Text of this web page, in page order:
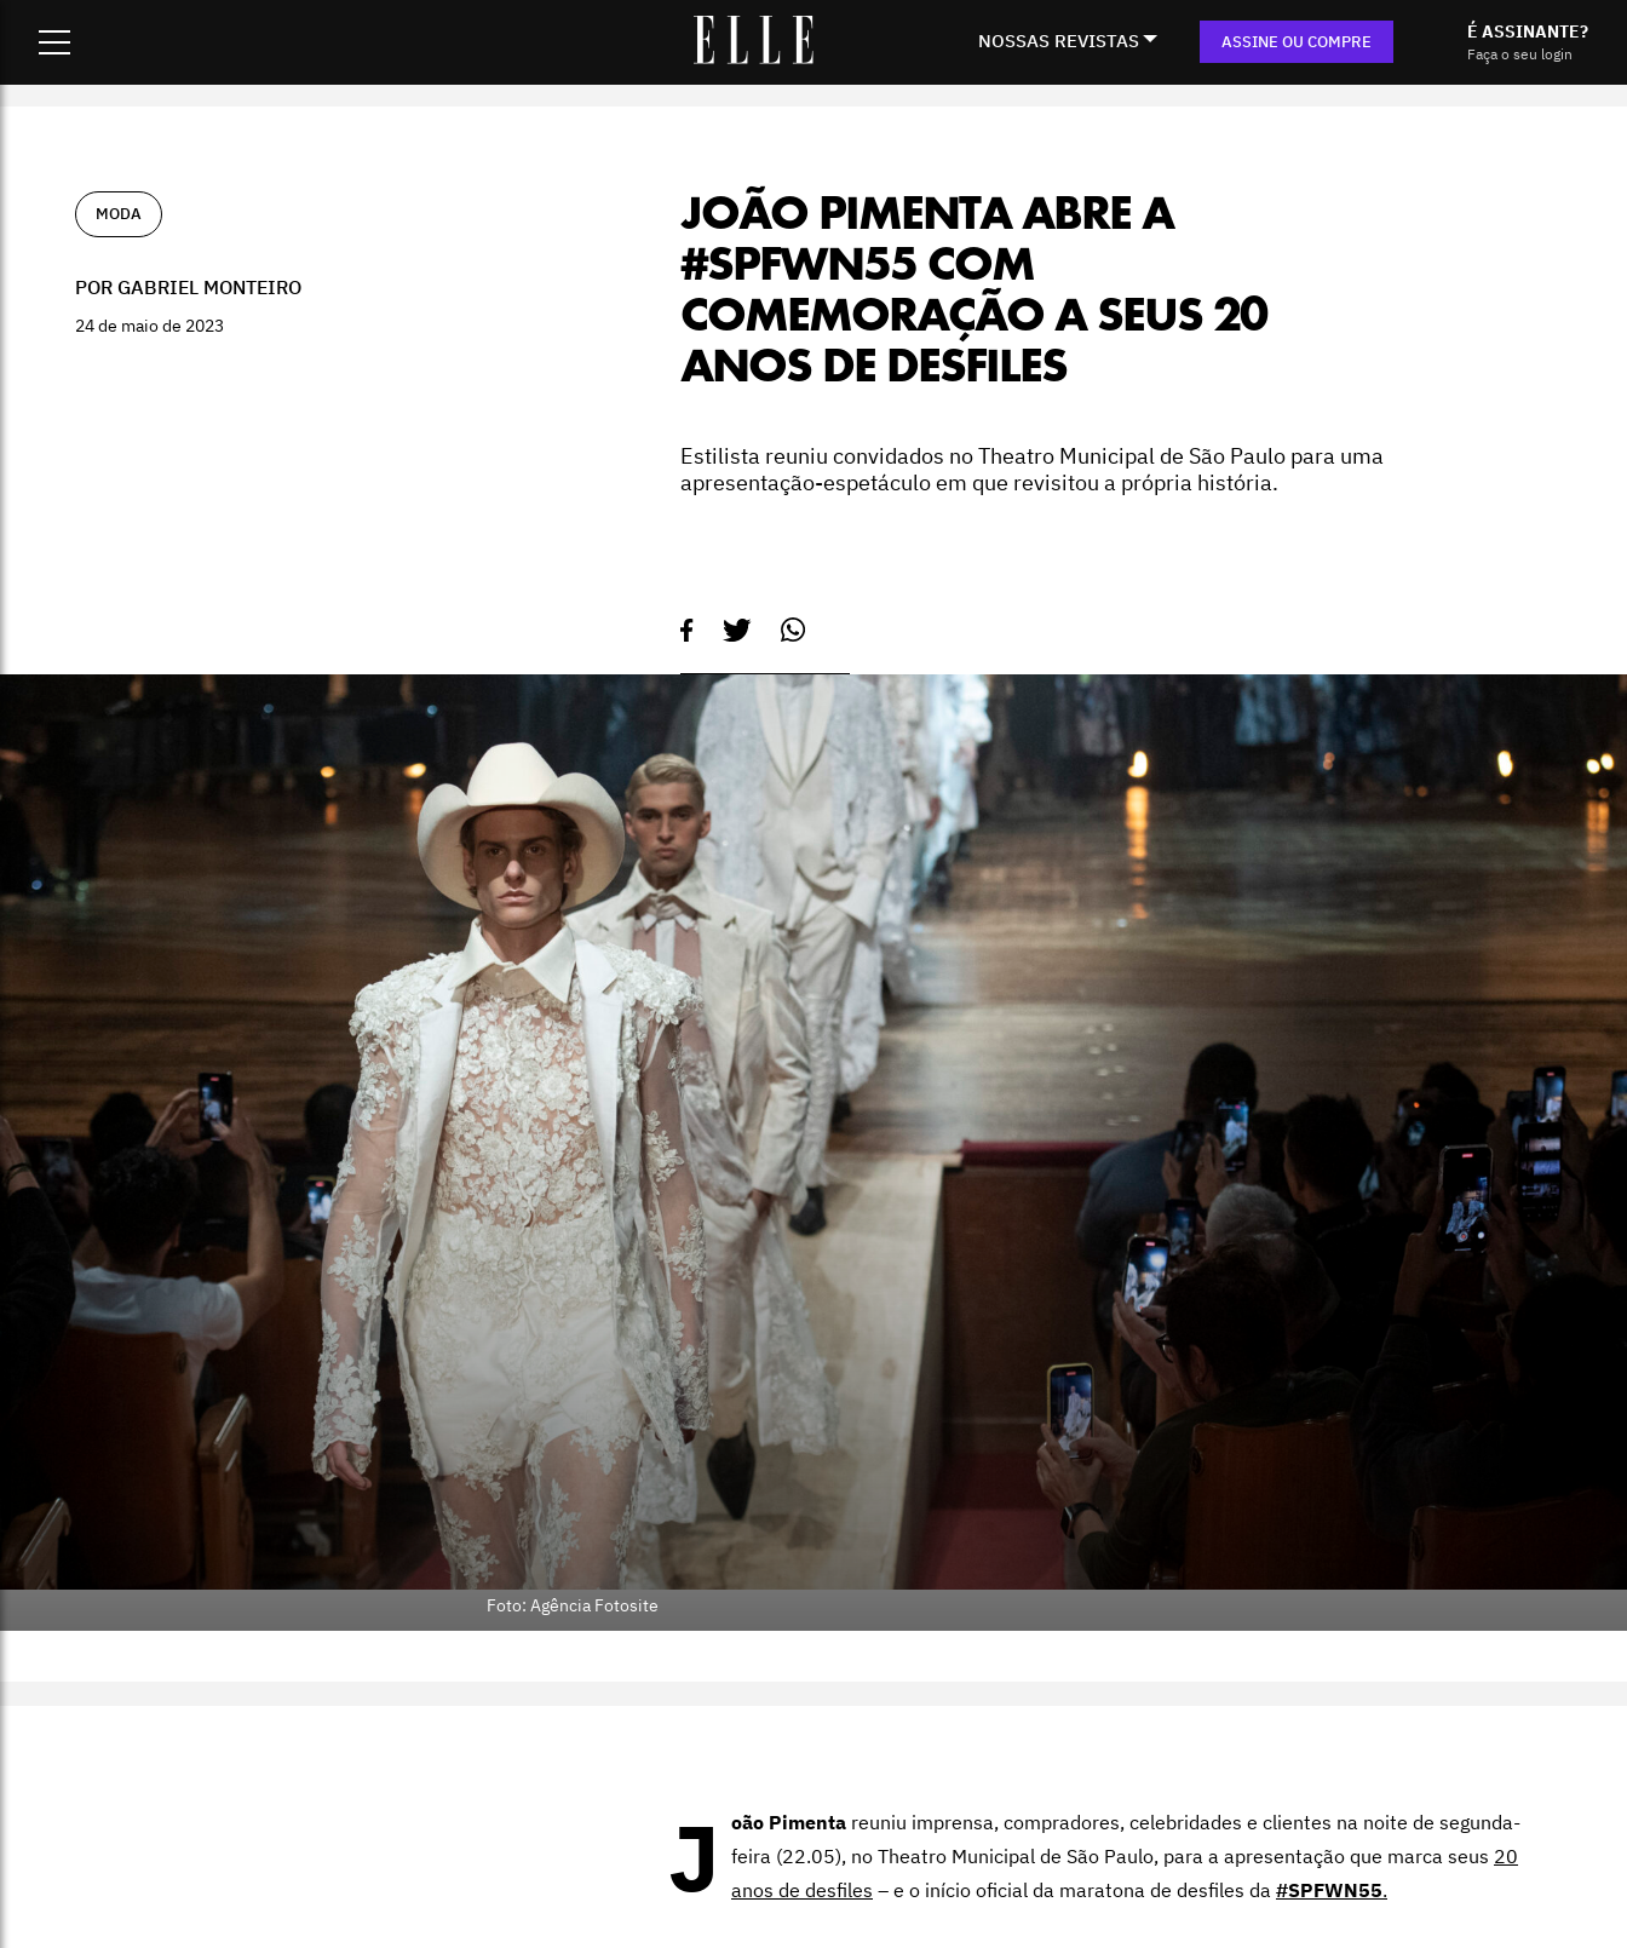
NOSSAS REVISTAS ASSINE OU COMPRE É ASSINANTE?
Faça o seu login
João Pimenta abre a #SPFWN55 com comemoração a seus 20 anos de desfiles
MODA
JOÃO PIMENTA ABRE A
#SPFWN55 COM
COMEMORAÇÃO A SEUS 20
ANOS DE DESFILES
Estilista reuniu convidados no Theatro Municipal de São Paulo para uma
apresentação-espetáculo em que revisitou a própria história.
POR GABRIEL MONTEIRO
24 de maio de 2023
Foto: Agência Fotosite
J oão Pimenta reuniu imprensa, compradores, celebridades e clientes na noite de segunda-
feira (22.05), no Theatro Municipal de São Paulo, para a apresentação que marca seus 20
anos de desfiles – e o início oficial da maratona de desfiles da #SPFWN55.